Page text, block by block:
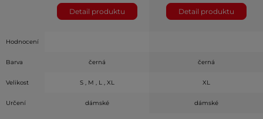
Detail produktu Detail produktu
Hodnocení
Barva černá černá
Velikost S , M , L , XL XL
Určení dámské dámské